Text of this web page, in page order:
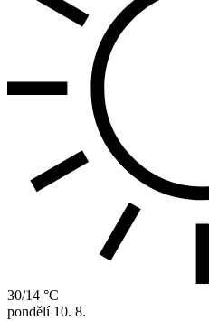
30/14 °C
pondělí 10. 8.